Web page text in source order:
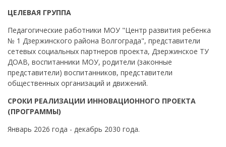
ЦЕЛЕВАЯ ГРУППА
Педагогические работники МОУ "Центр развития ребенка
№ 1 Дзержинского района Волгограда", представители
сетевых социальных партнеров проекта, Дзержинское ТУ
ДОАВ, воспитанники МОУ, родители (законные
представители) воспитанников, представители
общественных организаций и движений.
СРОКИ РЕАЛИЗАЦИИ ИННОВАЦИОННОГО ПРОЕКТА
(ПРОГРАММЫ)
Январь 2026 года - декабрь 2030 года.